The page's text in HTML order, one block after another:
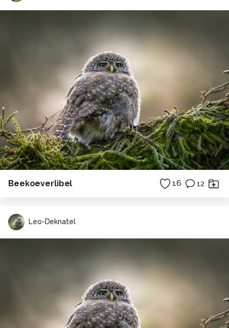
Beekoeverlibel 16 12
Leo-Deknatel